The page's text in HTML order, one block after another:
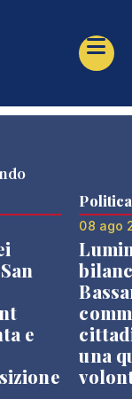
e
Politica
08 ago
una